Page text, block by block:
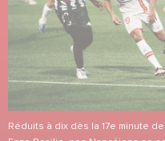
Réduits à dix dès la 17e minute